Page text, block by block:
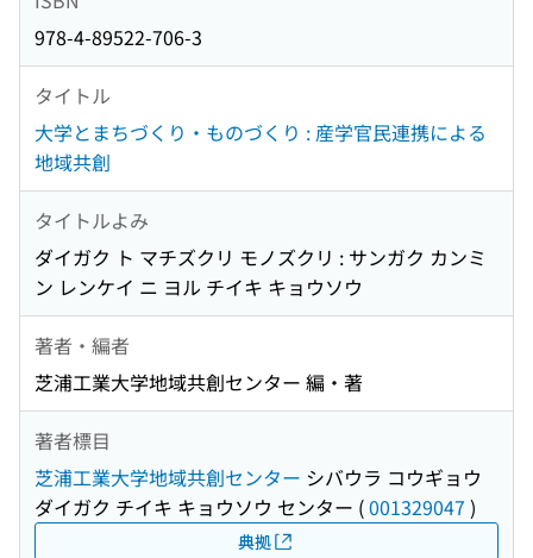
978-4-89522-706-3
タイトル
大学とまちづくり・ものづくり : 産学官民連携による
地域共創
タイトルよみ
ダイガク ト マチズクリ モノズクリ : サンガク カンミ
ン レンケイ ニ ヨル チイキ キョウソウ
著者・編者
芝浦工業大学地域共創センター 編・著
著者標目
芝浦工業大学地域共創センター シバウラ コウギョウ
ダイガク チイキ キョウソウ センター (001329047 )
典拠